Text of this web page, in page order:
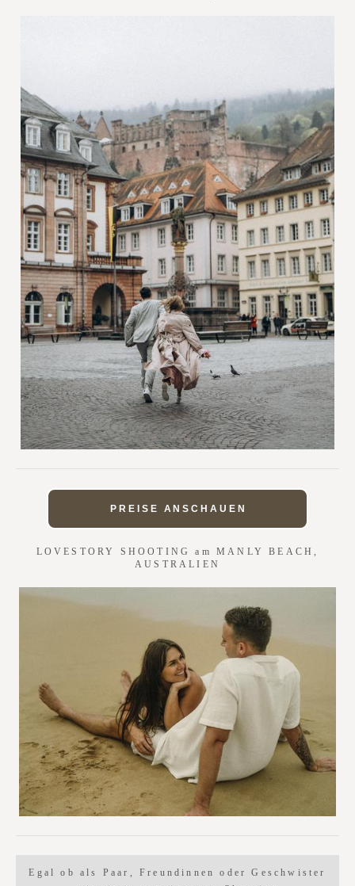
PREISE ANSCHAUEN
LOVESTORY SHOOTING am MANLY BEACH,
AUSTRALIEN
Egal ob als Paar, Freundinnen oder Geschwister